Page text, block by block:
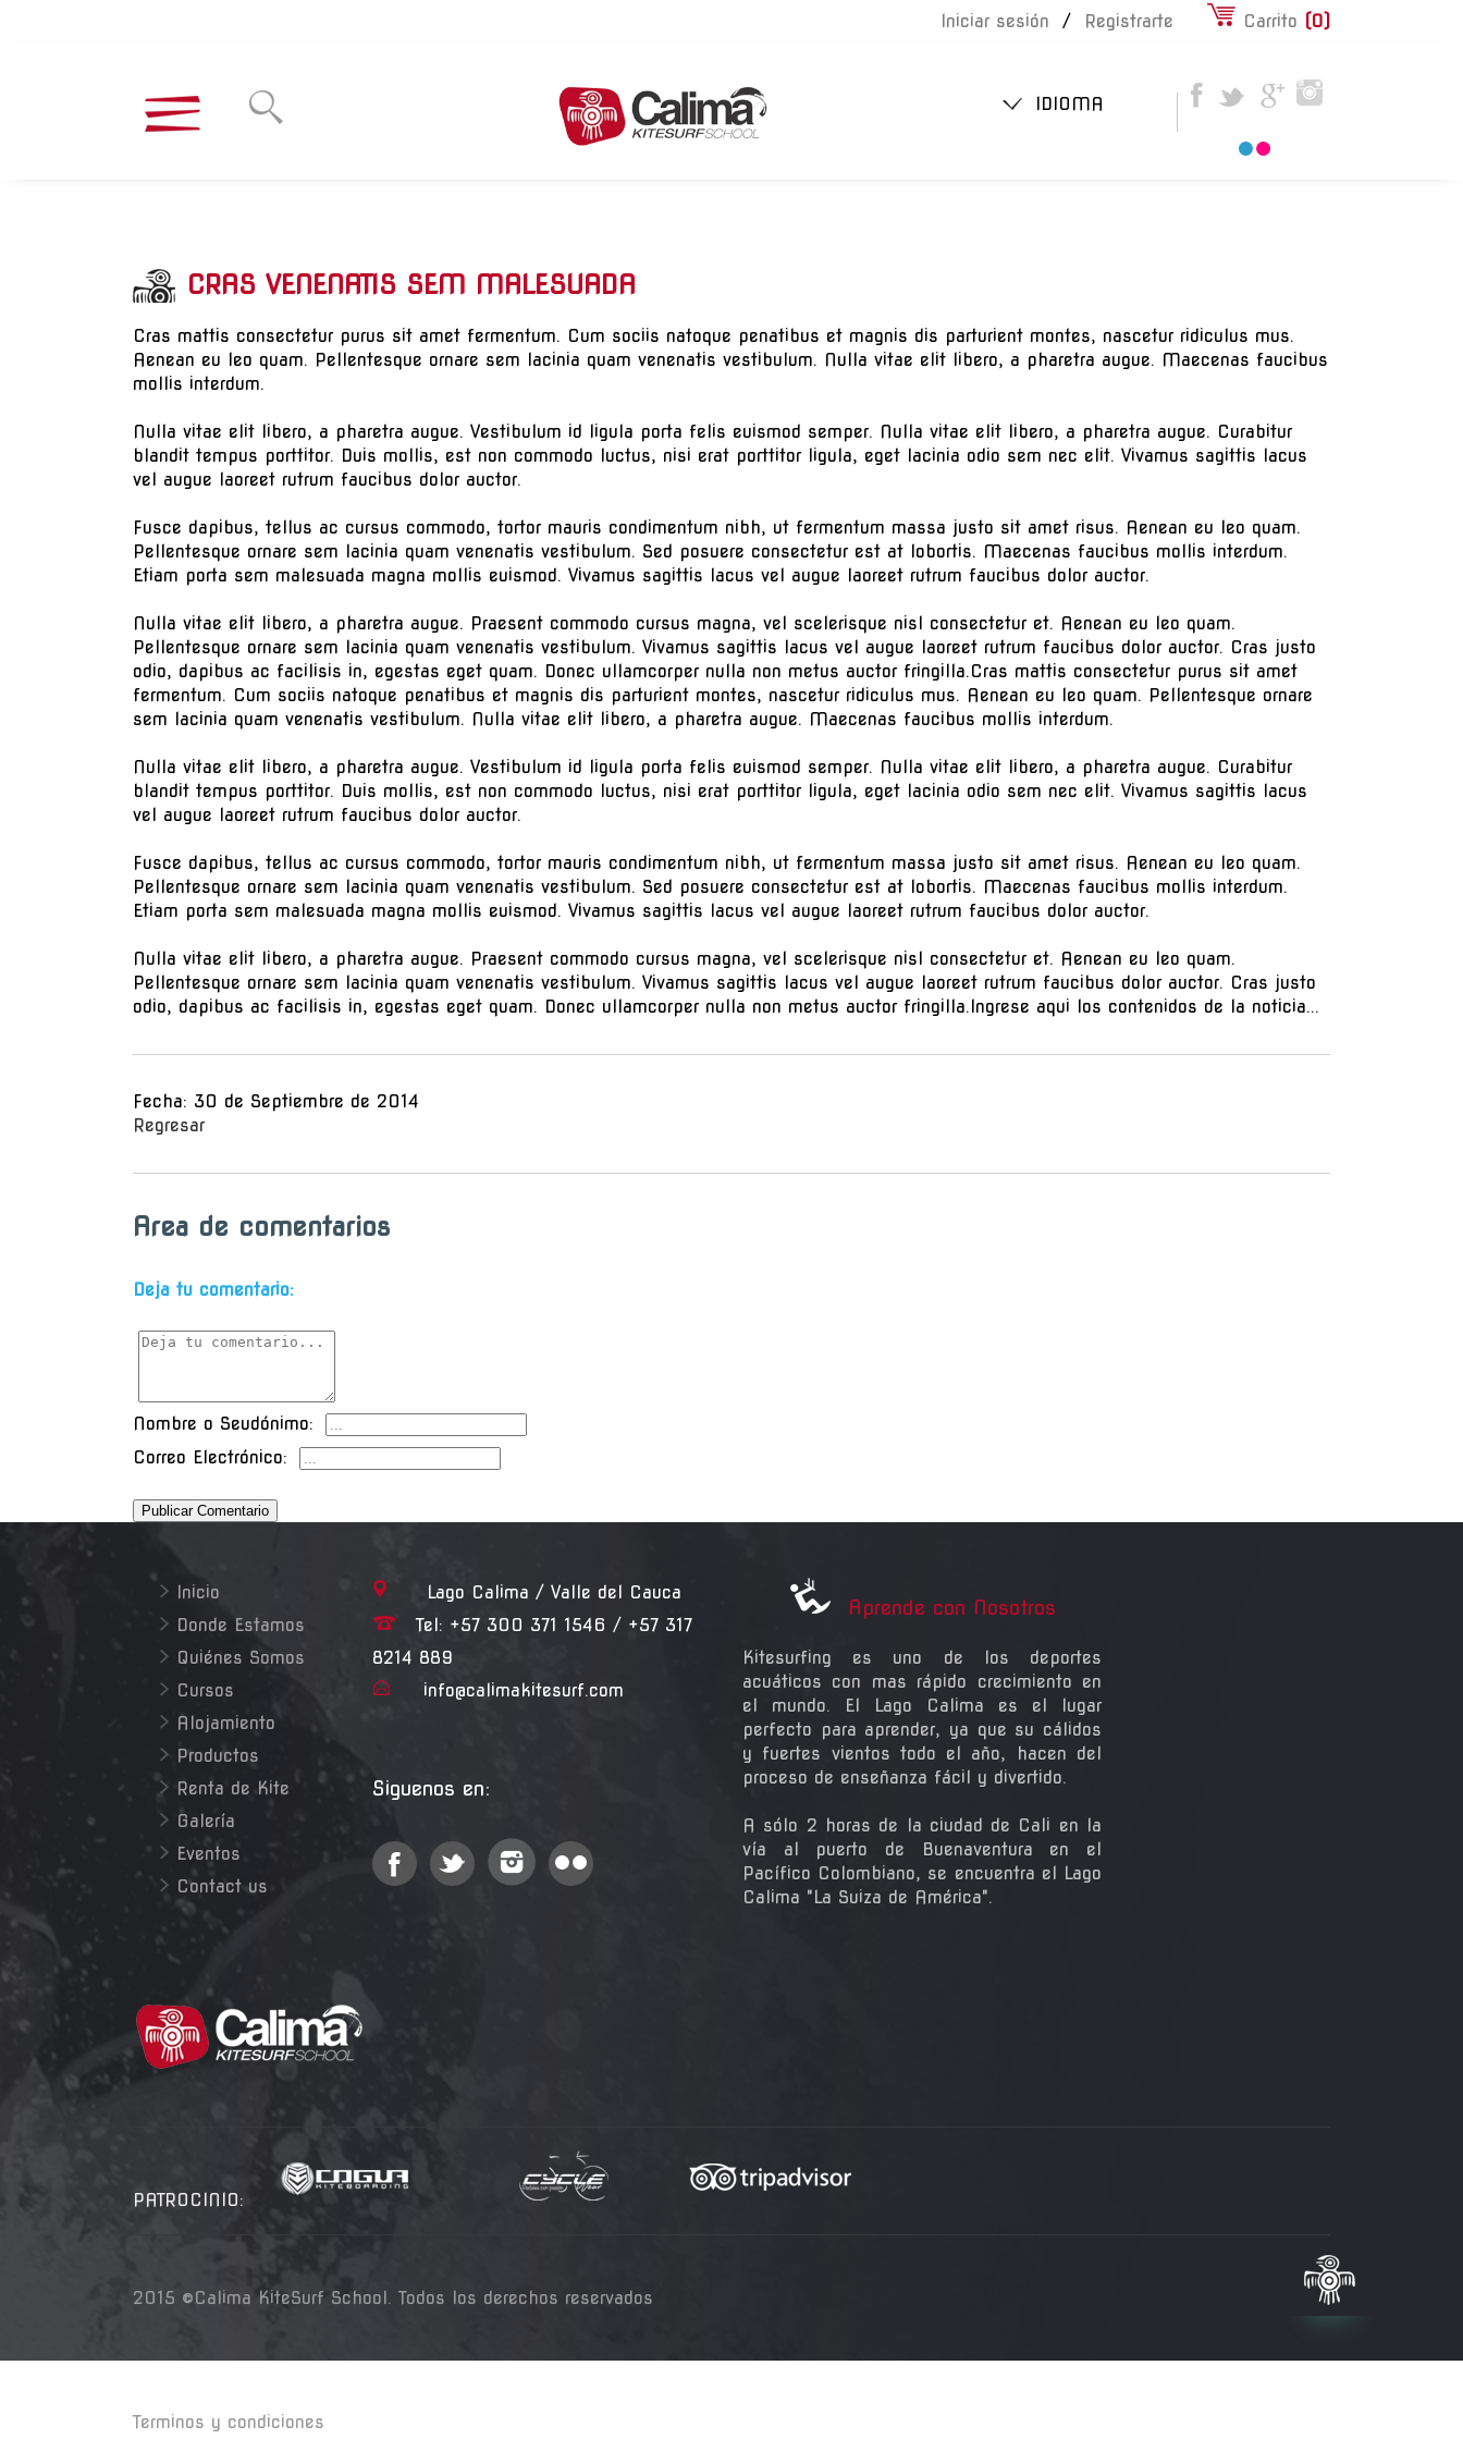
Carrito (0)
Iniciar sesión / Registrarte
IDIOMA
CRAS VENENATIS SEM MALESUADA
Cras mattis consectetur purus sit amet fermentum. Cum sociis natoque penatibus et magnis dis parturient montes, nascetur ridiculus mus.
Aenean eu leo quam. Pellentesque ornare sem lacinia quam venenatis vestibulum. Nulla vitae elit libero, a pharetra augue. Maecenas faucibus
mollis interdum.
Nulla vitae elit libero, a pharetra augue. Vestibulum id ligula porta felis euismod semper. Nulla vitae elit libero, a pharetra augue. Curabitur
blandit tempus porttitor. Duis mollis, est non commodo luctus, nisi erat porttitor ligula, eget lacinia odio sem nec elit. Vivamus sagittis lacus
vel augue laoreet rutrum faucibus dolor auctor.
Fusce dapibus, tellus ac cursus commodo, tortor mauris condimentum nibh, ut fermentum massa justo sit amet risus. Aenean eu leo quam.
Pellentesque ornare sem lacinia quam venenatis vestibulum. Sed posuere consectetur est at lobortis. Maecenas faucibus mollis interdum.
Etiam porta sem malesuada magna mollis euismod. Vivamus sagittis lacus vel augue laoreet rutrum faucibus dolor auctor.
Nulla vitae elit libero, a pharetra augue. Praesent commodo cursus magna, vel scelerisque nisl consectetur et. Aenean eu leo quam.
Pellentesque ornare sem lacinia quam venenatis vestibulum. Vivamus sagittis lacus vel augue laoreet rutrum faucibus dolor auctor. Cras justo
odio, dapibus ac facilisis in, egestas eget quam. Donec ullamcorper nulla non metus auctor fringilla.Cras mattis consectetur purus sit amet
fermentum. Cum sociis natoque penatibus et magnis dis parturient montes, nascetur ridiculus mus. Aenean eu leo quam. Pellentesque ornare
sem lacinia quam venenatis vestibulum. Nulla vitae elit libero, a pharetra augue. Maecenas faucibus mollis interdum.
Nulla vitae elit libero, a pharetra augue. Vestibulum id ligula porta felis euismod semper. Nulla vitae elit libero, a pharetra augue. Curabitur
blandit tempus porttitor. Duis mollis, est non commodo luctus, nisi erat porttitor ligula, eget lacinia odio sem nec elit. Vivamus sagittis lacus
vel augue laoreet rutrum faucibus dolor auctor.
Fusce dapibus, tellus ac cursus commodo, tortor mauris condimentum nibh, ut fermentum massa justo sit amet risus. Aenean eu leo quam.
Pellentesque ornare sem lacinia quam venenatis vestibulum. Sed posuere consectetur est at lobortis. Maecenas faucibus mollis interdum.
Etiam porta sem malesuada magna mollis euismod. Vivamus sagittis lacus vel augue laoreet rutrum faucibus dolor auctor.
Nulla vitae elit libero, a pharetra augue. Praesent commodo cursus magna, vel scelerisque nisl consectetur et. Aenean eu leo quam.
Pellentesque ornare sem lacinia quam venenatis vestibulum. Vivamus sagittis lacus vel augue laoreet rutrum faucibus dolor auctor. Cras justo
odio, dapibus ac facilisis in, egestas eget quam. Donec ullamcorper nulla non metus auctor fringilla.Ingrese aqui los contenidos de la noticia...
Fecha: 30 de Septiembre de 2014
Regresar
Area de comentarios
Deja tu comentario:
Nombre o Seudónimo:
Correo Electrónico:
Publicar Comentario
Inicio
Donde Estamos
Quiénes Somos
Cursos
Alojamiento
Productos
Renta de Kite
Galería
Eventos
Contact us
Lago Calima / Valle del Cauca
Tel: +57 300 371 1546 / +57 317
8214 889
info@calimakitesurf.com
Siguenos en:
Aprende con Nosotros
Kitesurfing es uno de los deportes
acuáticos con mas rápido crecimiento en
el mundo. El Lago Calima es el lugar
perfecto para aprender, ya que su cálidos
y fuertes vientos todo el año, hacen del
proceso de enseñanza fácil y divertido.
A sólo 2 horas de la ciudad de Cali en la
vía al puerto de Buenaventura en el
Pacífico Colombiano, se encuentra el Lago
Calima "La Suiza de América".
PATROCINIO:
2015 ©Calima KiteSurf School. Todos los derechos reservados
Terminos y condiciones